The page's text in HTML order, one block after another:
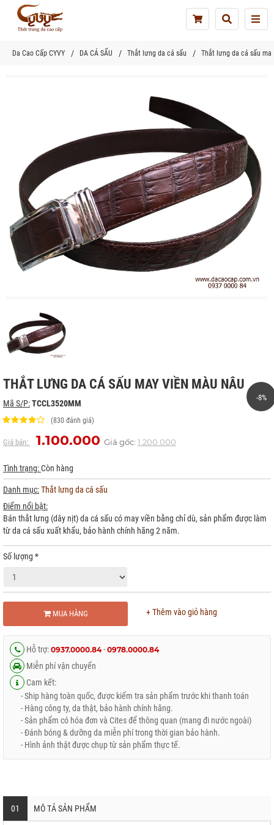
Da Cao Cấp CYVY DA CÁ SẤU Thắt lưng da cá sấu Thắt lưng da cá sấu
-8%
THẮT LƯNG DA CÁ SẤU MAY VIỀN MÀU NÂU
Mã S/P:TCCL3520MM
(830 đánh giá)
Giá bán: 1.100.000 Giá gốc: 1.200.000
Tình trạng:Còn hàng
Danh mục:Thắt lưng da cá sấu
Điểm nổi bật:
Bán thắt lưng (dây nịt) da cá sấu có may viền bằng chỉ dù, sản phẩm được làm
từ da cá sấu xuất khẩu, bảo hành chính hãng 2 năm.
Số lượng *
MUA HÀNG + Thêm vào giỏ hàng
Hỗ trợ: 0937.0000.84- 0978.0000.84
Miễn phí vận chuyển
Cam kết:
- Ship hàng toàn quốc, được kiểm tra sản phẩm trước khi thanh toán
- Hàng công ty, da thật, bảo hành chính hãng.
- Sản phẩm có hóa đơn và Cites để thông quan (mang đi nước ngoài)
- Đánh bóng & dưỡng da miễn phí trong thời gian bảo hành.
- Hình ảnh thật được chụp từ sản phẩm thực tế.
01 MÔ TẢ SẢN PHẨM